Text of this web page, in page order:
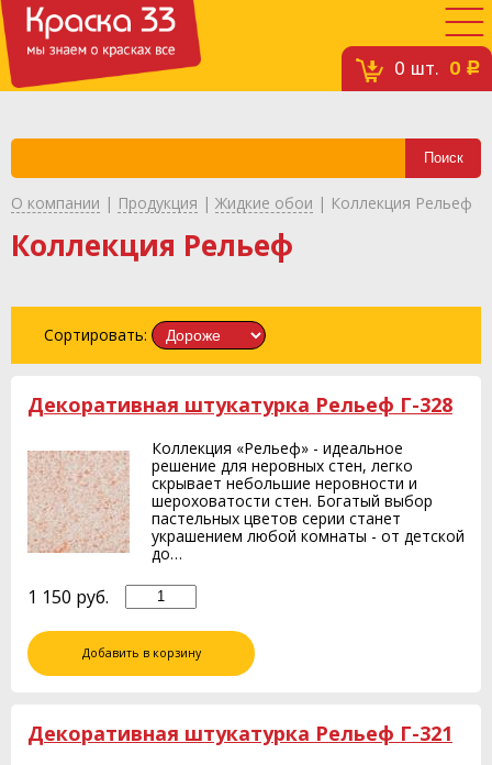
0 шт. 0 c
О компании | Продукция | Жидкие обои | Коллекция Рельеф
Коллекция Рельеф
Сортировать:
Декоративная штукатурка Рельеф Г-328
Коллекция «Рельеф» - идеальное
решение для неровных стен, легко
скрывает небольшие неровности и
шероховатости стен. Богатый выбор
пастельных цветов серии станет
украшением любой комнаты - от детской
до…
1 150 руб.
Добавить в корзину
Декоративная штукатурка Рельеф Г-321